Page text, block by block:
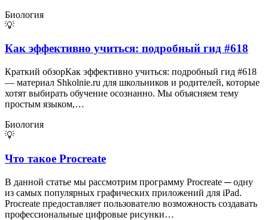
Биология
💡
Как эффективно учиться: подробный гид #618
Краткий обзорКак эффективно учиться: подробный гид #618
— материал Shkolnie.ru для школьников и родителей, которые
хотят выбирать обучение осознанно. Мы объясняем тему
простым языком,…
Биология
💡
Что такое Procreate
В данной статье мы рассмотрим программу Procreate ─ одну
из самых популярных графических приложений для iPad.​
Procreate предоставляет пользователю возможность создавать
профессиональные цифровые рисунки…